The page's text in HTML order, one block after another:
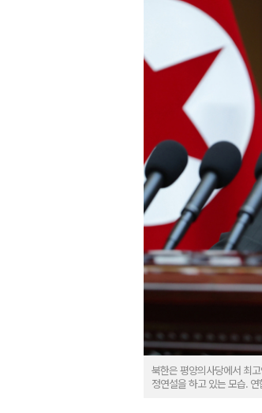
북한은 평양의사당에서 최
정연설을 하고 있는 모습. 연